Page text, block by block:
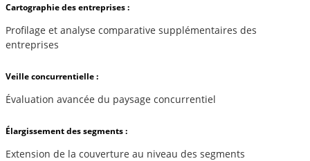
Cartographie des entreprises :
Profilage et analyse comparative supplémentaires des
entreprises
Veille concurrentielle :
Évaluation avancée du paysage concurrentiel
Élargissement des segments :
Extension de la couverture au niveau des segments